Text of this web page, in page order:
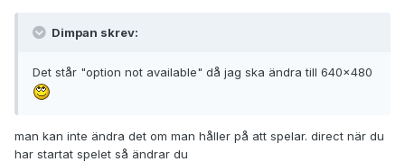
Dimpan skrev:
Det står "option not available" då jag ska ändra till 640x480
man kan inte ändra det om man håller på att spelar. direct när du
har startat spelet så ändrar du